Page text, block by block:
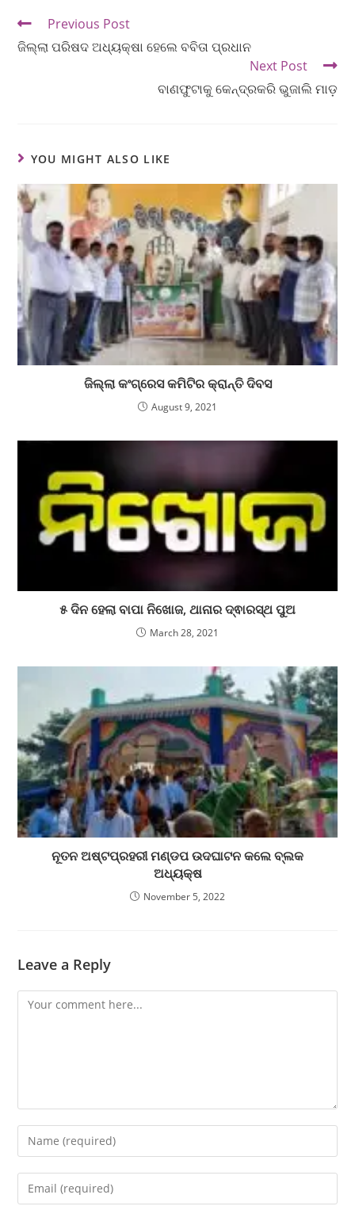
Previous Post
ଜିଲ୍ଲା ପରିଷଦ ଅଧ୍ୟକ୍ଷା ହେଲେ ବବିତା ପ୍ରଧାନ
Next Post
ବାଣଫୁଟାକୁ କେନ୍ଦ୍ରକରି ଭୁଜାଲି ମାଡ଼
YOU MIGHT ALSO LIKE
ଜିଲ୍ଲା କଂଗ୍ରେସ କମିଟିର କ୍ରାନ୍ତି ଦିବସ
August 9, 2021
୫ ଦିନ ହେଲା ବାପା ନିଖୋଜ, ଥାନାର ଦ୍ଵାରସ୍ଥ ପୁଅ
March 28, 2021
ନୂତନ ଅଷ୍ଟପ୍ରହରୀ ମଣ୍ଡପ ଉଦଘାଟନ କଲେ ବ୍ଲକ
ଅଧ୍ୟକ୍ଷ
November 5, 2022
Leave a Reply